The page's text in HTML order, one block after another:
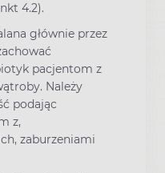
4.2).
głównie przez
pacjentom z
Należy
podając
z,
zaburzeniami